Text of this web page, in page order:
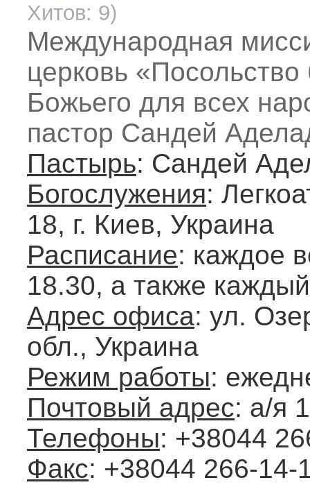
Хитов: 9)
Международная
церковь «Посольство
Божьего для всех
пастор Сандей
Пастырь: Сандей
Богослужения:
18, г. Киев, Украина
Расписание: каждое
18.30, а также
Адрес офиса: ул.
обл., Украина
Режим работы:
Почтовый адрес: а/я
Телефоны: +38044
Факс: +38044 266-14-